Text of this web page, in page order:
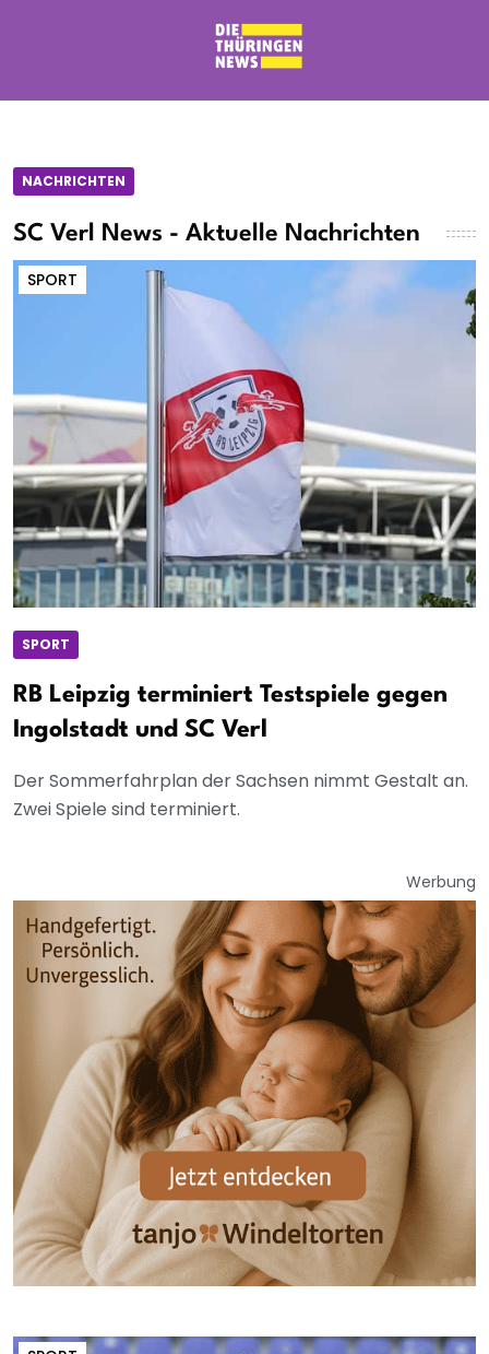
NACHRICHTEN
SC Verl News - Aktuelle Nachrichten
SPORT
SPORT
RB Leipzig terminiert Testspiele gegen
Ingolstadt und SC Verl
Der Sommerfahrplan der Sachsen nimmt Gestalt an.
Zwei Spiele sind terminiert.
Werbung